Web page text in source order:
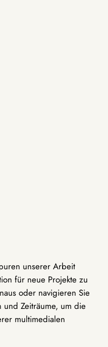
unserer Arbeit
für neue Projekte zu
oder navigieren Sie
Zeiträume, um die
multimedialen